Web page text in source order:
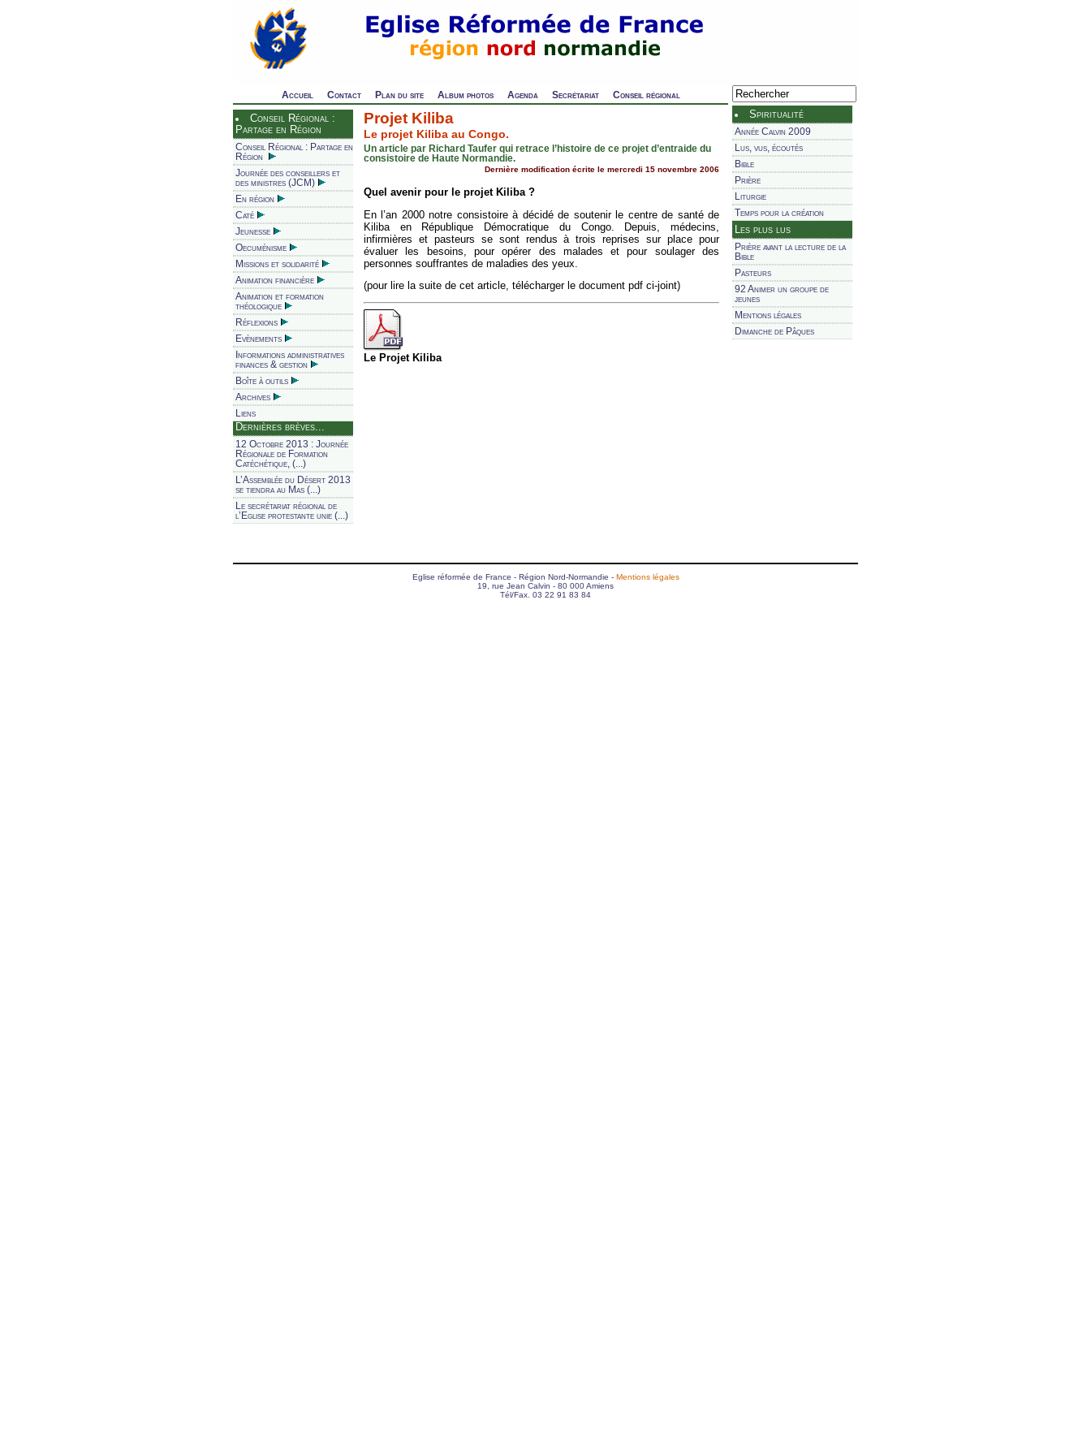
Accueil Contact Plan du site Album photos Agenda Secrétariat Conseil régional
Conseil Régional :
Partage en Région
Conseil Régional : Partage en
Région
Journée des conseillers et
des ministres (JCM)
En région
Caté
Jeunesse
Oecuménisme
Missions et solidarité
Animation financière
Animation et formation
théologique
Réflexions
Evènements
Informations administratives
finances & gestion
Boîte à outils
Archives
Liens
Dernières brèves...
12 Octobre 2013 : Journée
Régionale de Formation
Catéchétique, (...)
L’Assemblée du Désert 2013
se tiendra au Mas (...)
Le secrétariat régional de
l’Eglise protestante unie (...)
Spiritualité
Année Calvin 2009
Lus, vus, écoutés
Bible
Prière
Liturgie
Temps pour la création
Les plus lus
Prière avant la lecture de la
Bible
Pasteurs
92 Animer un groupe de
jeunes
Mentions légales
Dimanche de Pâques
Projet Kiliba
Le projet Kiliba au Congo.
Un article par Richard Taufer qui retrace l’histoire de ce projet d’entraide du
consistoire de Haute Normandie.
Dernière modification écrite le mercredi 15 novembre 2006
Quel avenir pour le projet Kiliba ?
En l’an 2000 notre consistoire à décidé de soutenir le centre de santé de
Kiliba en République Démocratique du Congo. Depuis, médecins,
infirmières et pasteurs se sont rendus à trois reprises sur place pour
évaluer les besoins, pour opérer des malades et pour soulager des
personnes souffrantes de maladies des yeux.
(pour lire la suite de cet article, télécharger le document pdf ci-joint)
Le Projet Kiliba
Eglise réformée de France - Région Nord-Normandie - Mentions légales
19, rue Jean Calvin - 80 000 Amiens
Tél/Fax. 03 22 91 83 84